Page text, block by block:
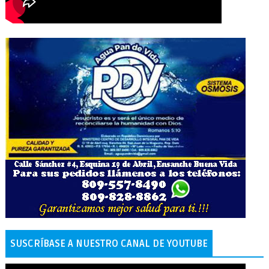
SUSCRÍBASE A NUESTRO CANAL DE YOUTUBE